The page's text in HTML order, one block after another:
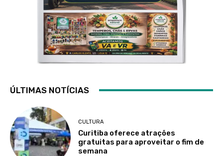
ÚLTIMAS NOTÍCIAS
CULTURA
Curitiba oferece atrações
gratuitas para aproveitar o fim de
semana